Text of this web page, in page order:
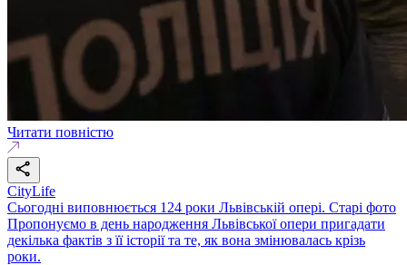
Читати повністю
CityLife
Сьогодні виповнюється 124 роки Львівській опері. Старі фото
Пропонуємо в день народження Львівської опери пригадати
декілька фактів з її історії та те, як вона змінювалась крізь
роки.